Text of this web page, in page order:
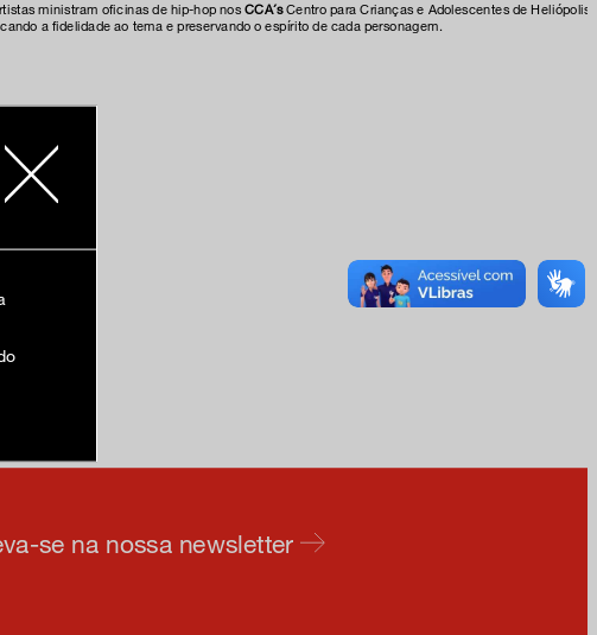
ministram oficinas de hip-hop nos CCA´sCentro para Crianças e Adolescentes de Heliópolis
a fidelidade ao tema e preservando o espírito de cada personagem.
se na nossa newsletter